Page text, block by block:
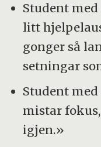
Student
litt
gonger så
setningar
Student med
mistar
igjen.»